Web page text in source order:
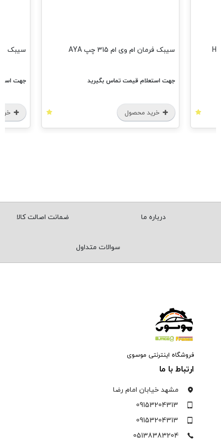
سیبک فرما ام وی ام 315 راست AYA
جهت استعلام قیمت تماس بگیرید
خرید محصول
درباره ما ضمانت اصالت کالا
سوالات متداول
فروشگاه اینترنتی موسوی
ارتباط با ما
مشهد خیابان امام رضا
09153204313
09153204313
05138383204